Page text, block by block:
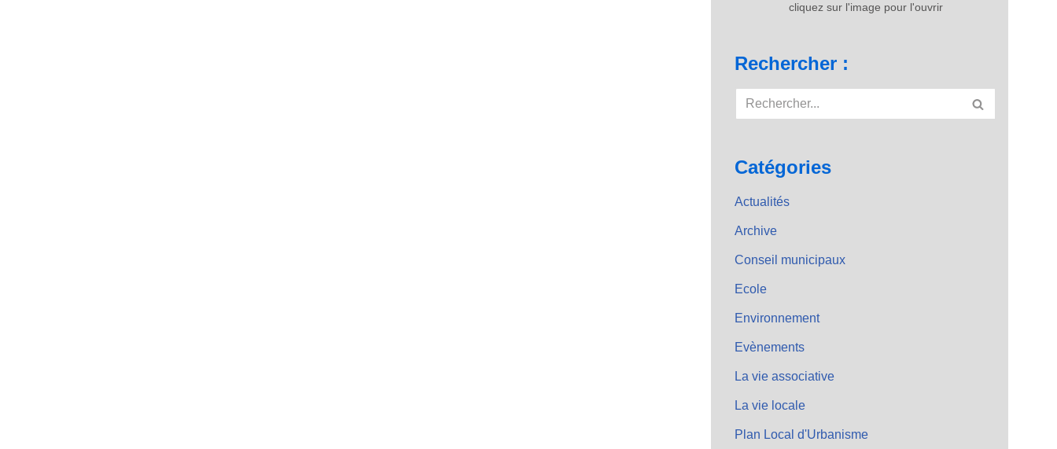
cliquez sur l'image pour l'ouvrir
Rechercher :
Catégories
Actualités
Archive
Conseil municipaux
Ecole
Environnement
Evènements
La vie associative
La vie locale
Plan Local d'Urbanisme